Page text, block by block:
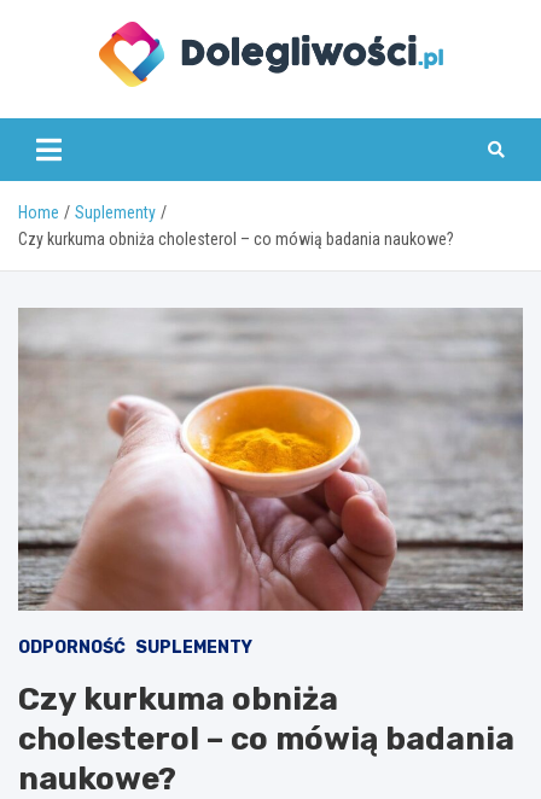
dolegliwosci.pl
Home
Suplementy
Czy kurkuma obniża cholesterol – co mówią badania naukowe?
ODPORNOŚĆ SUPLEMENTY
Czy kurkuma obniża
cholesterol – co mówią badania
naukowe?